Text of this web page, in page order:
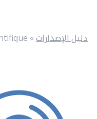
دليل الإصدارات»